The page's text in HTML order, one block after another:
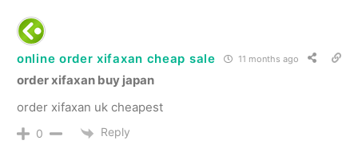
online order xifaxan cheap sale 11 months ago
order xifaxan buy japan
order xifaxan uk cheapest
0 Reply